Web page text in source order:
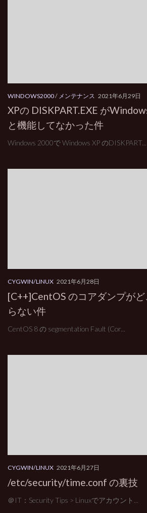
WINDOWS2000/ メンテナンス 2021年6月29日
XPの DISKPART.EXE が
と機能してなかった件
Windows 2000で Windows XP のDISKPART...
CYGWIN/LINUX 2021年6月28日
[C++]CentOS のコアダンプが
らない件
CentOS 8 の segmentation Fault (Cor...
CYGWIN/LINUX 2021年6月27日
/etc/security/time.conf の裏技
＠IT：Security Tips > Linuxでアカウント...